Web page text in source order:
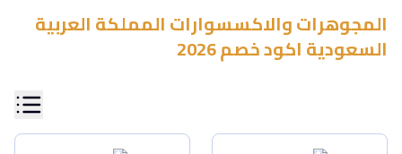
المجوهرات والاكسسواراتالمملكة العربية
السعوديةاكود خصم2026